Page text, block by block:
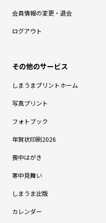
会員情報の変更・退会
ログアウト
しまうまプリントホーム
写真プリント
フォトブック
年賀状印刷2026
喪中はがき
寒中見舞い
しまうま出版
カレンダー